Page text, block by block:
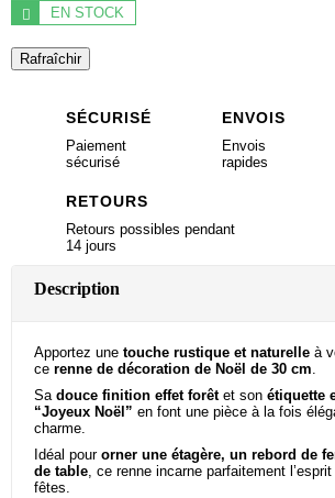
EN STOCK
SÉCURISÉ
Paiement
sécurisé
ENVOIS
Envois
rapides
RETOURS
Retours possibles pendant
14 jours
Description
Apportez une touche rustique et naturelle à
ce renne de décoration de Noël de 30 cm.
Sa douce finition effet forêtet son étiquette
“Joyeux Noël” en font une pièce à la fois
charme.
Idéal pour orner une étagère, un rebord de
de table, ce renne incarne parfaitement
fêtes.